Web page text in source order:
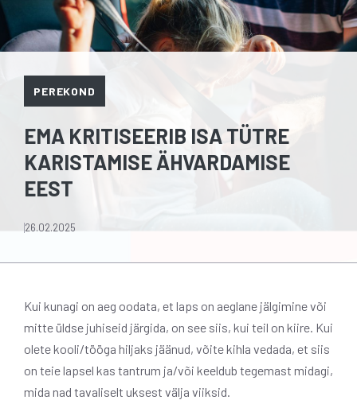
PEREKOND
EMA KRITISEERIB ISA TÜTRE
KARISTAMISE ÄHVARDAMISE
EEST
26.02.2025
Kui kunagi on aeg oodata, et laps on aeglane jälgimine või
mitte üldse juhiseid järgida, on see siis, kui teil on kiire. Kui
olete kooli/tööga hiljaks jäänud, võite kihla vedada, et siis
on teie lapsel kas tantrum ja/või keeldub tegemast midagi,
mida nad tavaliselt uksest välja viiksid.